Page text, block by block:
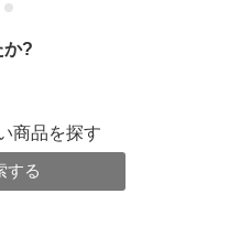
か?
商品を探す
する